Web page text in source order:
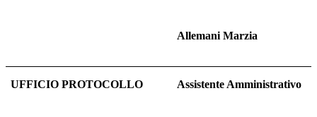
Allemani Marzia
UFFICIO PROTOCOLLO Assistente Amministrativo